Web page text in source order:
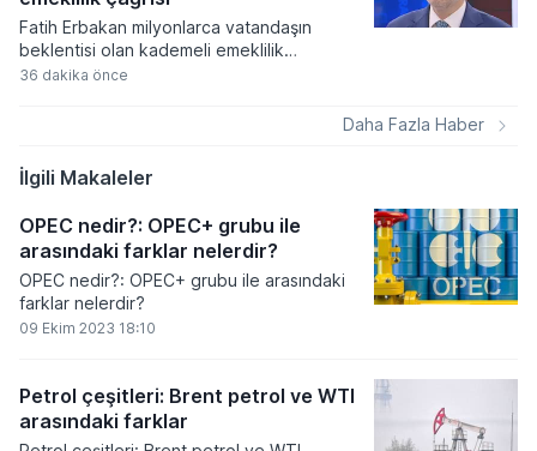
Fatih Erbakan milyonlarca vatandaşın
beklentisi olan kademeli emeklilik
düzenlemesi için yetkililere çağrıda
aykırı olduğunu vurguladı.
36 dakika önce
Daha Fazla Haber
İlgili Makaleler
OPEC nedir?: OPEC+ grubu ile
arasındaki farklar nelerdir?
OPEC nedir?: OPEC+ grubu ile arasındaki
farklar nelerdir?
09 Ekim 2023 18:10
Petrol çeşitleri: Brent petrol ve WTI
arasındaki farklar